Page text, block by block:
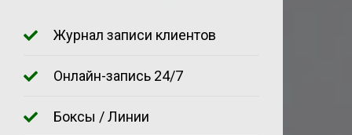
Журнал записи клиентов
Онлайн-запись 24/7
Боксы / Линии